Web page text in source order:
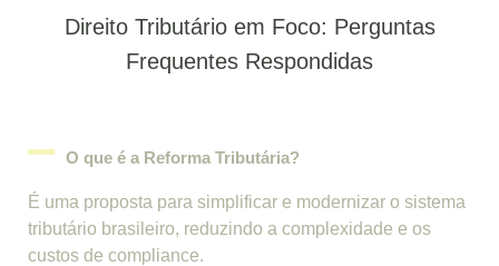
Direito Tributário em Foco: Perguntas
Frequentes Respondidas
O que é a Reforma Tributária?
É uma proposta para simplificar e modernizar o sistema
tributário brasileiro, reduzindo a complexidade e os
custos de compliance.